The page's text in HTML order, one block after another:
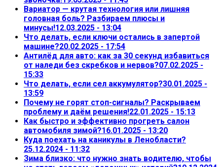
Вариатор — крутая технология или лишняя
головная боль? Разбираем плюсы и
минусы!12.03.2025 - 13:04
Что делать, если ключи остались в запертой
машине?20.02.2025 - 17:54
Антилёд для авто: как за 30 секунд избавиться
от наледи без скребков и нервов?07.02.2025 -
15:33
Что делать, если сел аккумулятор?30.01.2025 -
13:59
Почему не горят стоп-сигналы? Раскрываем
проблему и даём решения!22.01.2025 - 15:13
Как быстро и эффективно прогреть салон
автомобиля зимой?16.01.2025 - 13:20
Куда поехать на каникулы в Ленобласти?
25.12.2024 - 11:32
Зима близко: что нужно знать водителю, чтобы